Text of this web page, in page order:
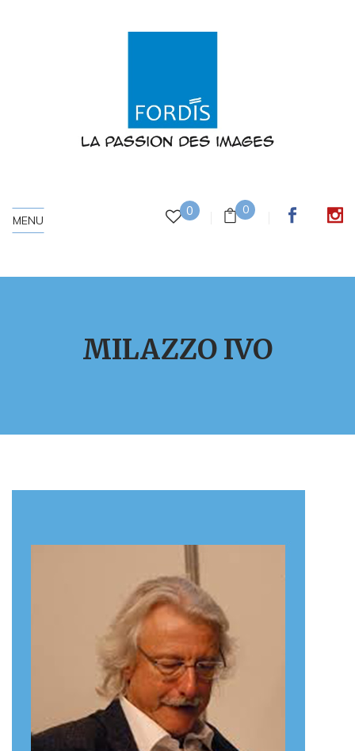
0 0
MENU
MILAZZO IVO